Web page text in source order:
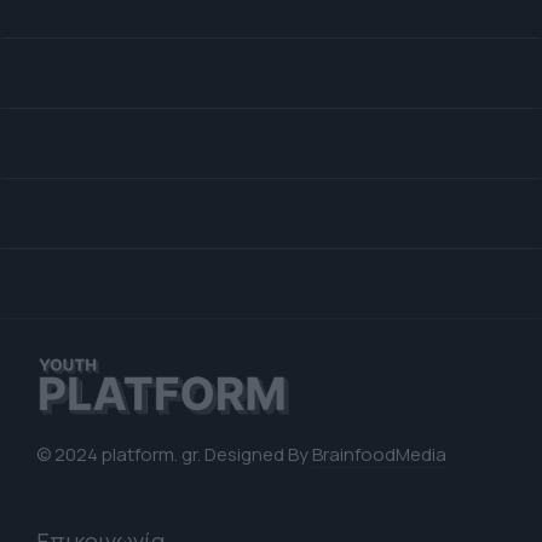
© 2024 platform. gr. Designed ByBrainfoodMedia